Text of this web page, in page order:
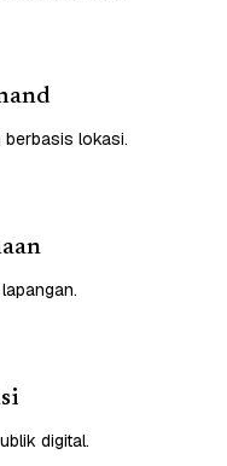
lokasi.
digital.